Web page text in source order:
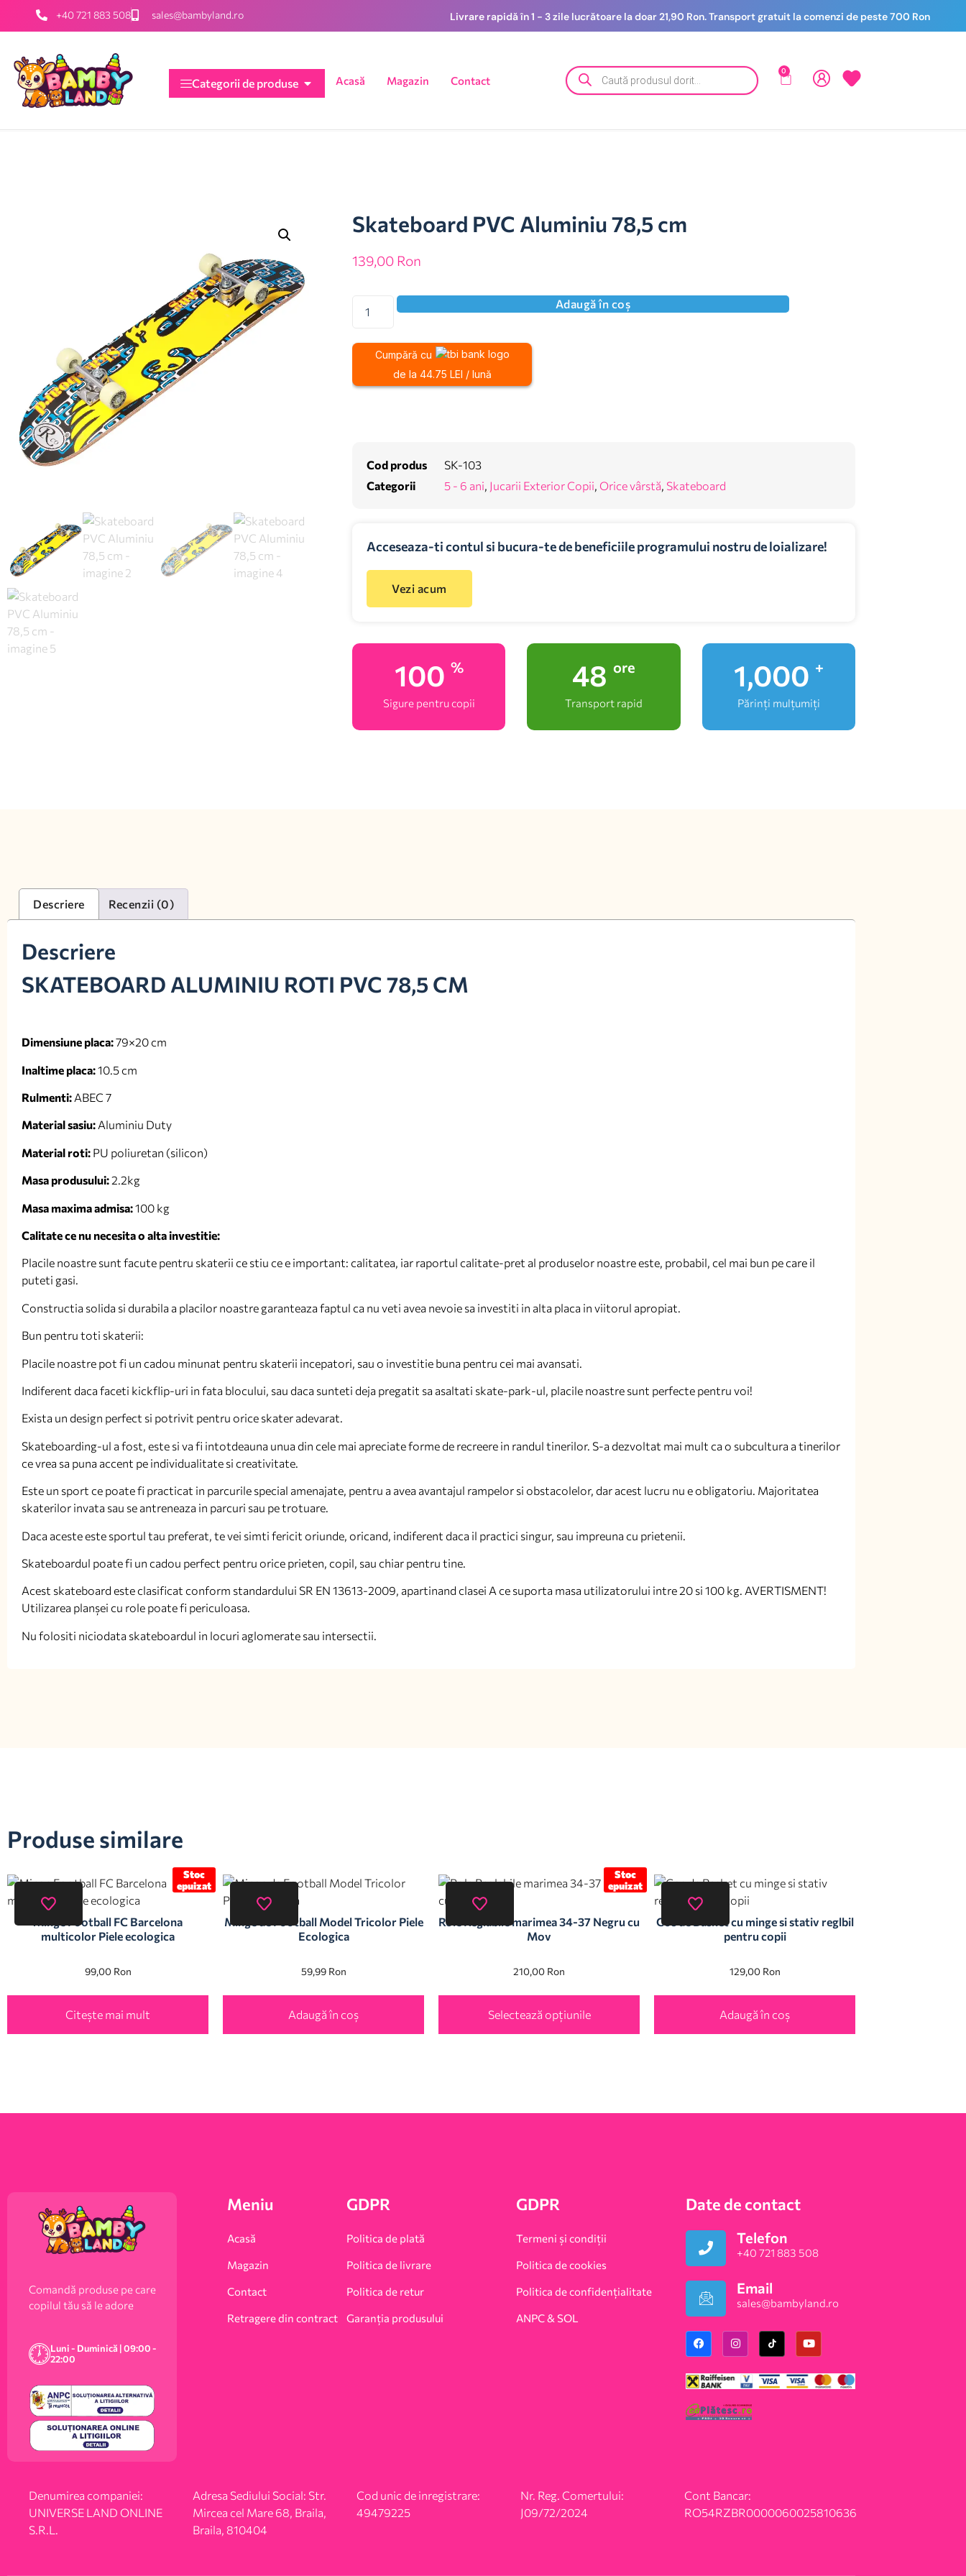
+40 721 883 508 sales@bambyland.ro Livrare rapidă în 1 - 3 zile lucrătoare la doar 21,90 Ron. Transport gratuit la comenzi de peste 700 Ron
Categorii de produse Acasă Magazin Contact
0
Skateboard PVC Aluminiu 78,5 cm
139,00 Ron
Adaugă în coș
Cumpără cu
de la 44.75 LEI / lună
Cod produs
SK-103
Categorii
5 - 6 ani, Jucarii Exterior Copii, Orice vârstă, Skateboard
Acceseaza-ti contul si bucura-te de beneficiile programului nostru de loializare!
Vezi acum
100 %
Sigure pentru copii
48 ore
Transport rapid
1,000 +
Părinți mulțumiți
Descriere Recenzii (0)
Descriere
SKATEBOARD ALUMINIU ROTI PVC 78,5 CM
Dimensiune placa:79×20 cm
Inaltime placa:10.5 cm
Rulmenti: ABEC 7
Material sasiu: Aluminiu Duty
Material roti: PU poliuretan (silicon)
Masa produsului:2.2kg
Masa maxima admisa:100 kg
Calitate ce nu necesita o alta investitie:
Placile noastre sunt facute pentru skaterii ce stiu ce e important: calitatea, iar raportul calitate-pret al produselor noastre este, probabil, cel mai bun pe care il
puteti gasi.
Constructia solida si durabila a placilor noastre garanteaza faptul ca nu veti avea nevoie sa investiti in alta placa in viitorul apropiat.
Bun pentru toti skaterii:
Placile noastre pot fi un cadou minunat pentru skaterii incepatori, sau o investitie buna pentru cei mai avansati.
Indiferent daca faceti kickflip-uri in fata blocului, sau daca sunteti deja pregatit sa asaltati skate-park-ul, placile noastre sunt perfecte pentru voi!
Exista un design perfect si potrivit pentru orice skater adevarat.
Skateboarding-ul a fost, este si va fi intotdeauna unua din cele mai apreciate forme de recreere in randul tinerilor. S-a dezvoltat mai mult ca o subcultura a tinerilor
ce vrea sa puna accent pe individualitate si creativitate.
Este un sport ce poate fi practicat in parcurile special amenajate, pentru a avea avantajul rampelor si obstacolelor, dar acest lucru nu e obligatoriu. Majoritatea
skaterilor invata sau se antreneaza in parcuri sau pe trotuare.
Daca aceste este sportul tau preferat, te vei simti fericit oriunde, oricand, indiferent daca il practici singur, sau impreuna cu prietenii.
Skateboardul poate fi un cadou perfect pentru orice prieten, copil, sau chiar pentru tine.
Acest skateboard este clasificat conform standardului SR EN 13613-2009, apartinand clasei A ce suporta masa utilizatorului intre 20 si 100 kg. AVERTISMENT!
Utilizarea planşei cu role poate fi periculoasa.
Nu folositi niciodata skateboardul in locuri aglomerate sau intersectii.
Produse similare
Stoc
epuizat
Minge Football FC Barcelona
multicolor Piele ecologica
99,00 Ron
Citește mai mult
Minge de Football Model Tricolor Piele
Ecologica
59,99 Ron
Adaugă în coș
Stoc
epuizat
Role Reglabile marimea 34-37 Negru cu
Mov
210,00 Ron
Selectează opțiunile
Cos de Basket cu minge si stativ reglbil
pentru copii
129,00 Ron
Adaugă în coș
Comandă produse pe care
copilul tău să le adore
Luni - Duminică | 09:00 -
22:00
Meniu
Acasă
Magazin
Contact
Retragere din contract
GDPR
Politica de plată
Politica de livrare
Politica de retur
Garanția produsului
GDPR
Termeni și condiții
Politica de cookies
Politica de confidențialitate
ANPC & SOL
Date de contact
Telefon
+40 721 883 508
Email
sales@bambyland.ro​
Denumirea companiei:
UNIVERSE LAND ONLINE
S.R.L.
Adresa Sediului Social: Str.
Mircea cel Mare 68, Braila,
Braila, 810404
Cod unic de inregistrare:
49479225
Nr. Reg. Comertului:
J09/72/2024
Cont Bancar:
RO54RZBR0000060025810636